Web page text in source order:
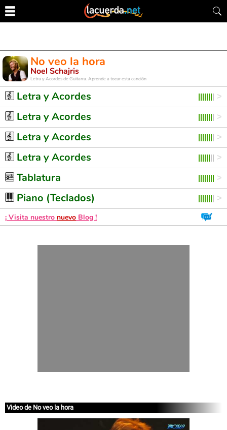
No veo la hora
Noel Schajris
Letra y Acordes de Guitarra. Aprende a tocar esta canción
Letra y Acordes
Letra y Acordes
Letra y Acordes
Letra y Acordes
Tablatura
Piano (Teclados)
¡ Visita nuestro nuevo Blog !
Video de No veo la hora